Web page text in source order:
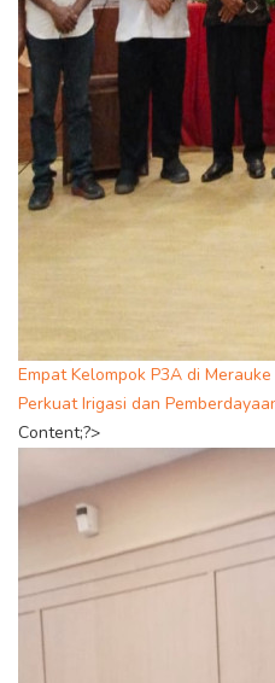
Empat Kelompok P3A di
Perkuat Irigasi dan
Content;?>